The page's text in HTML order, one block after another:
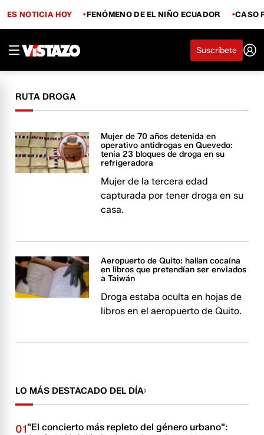
ES NOTICIA HOY FENÓMENO DE EL NIÑO ECUADOR CASO
Suscríbete
RUTA DROGA
Mujer de 70 años detenida en
operativo antidrogas en Quevedo:
tenía 23 bloques de droga en su
refrigeradora
Mujer de la tercera edad
capturada por tener droga en su
casa.
Aeropuerto de Quito: hallan cocaína
en libros que pretendían ser enviados
a Taiwán
Droga estaba oculta en hojas de
libros en el aeropuerto de Quito.
LO MÁS DESTACADO DEL DÍA
01"El concierto más repleto del género urbano":